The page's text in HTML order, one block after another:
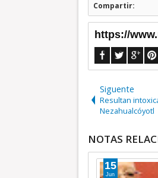
Compartir:
https://
Siguente
Resultan
Nezahualcóyotl
NOTAS
15
Jun